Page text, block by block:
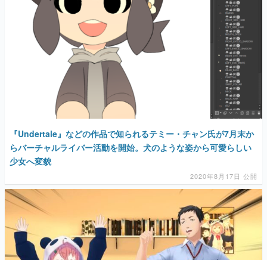
『Undertale』などの作品で知られるテミー・チャン氏が7月末か
らバーチャルライバー活動を開始。犬のような姿から可愛らしい
2020年8月17日 公開